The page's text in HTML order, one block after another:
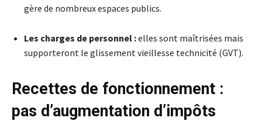
gère de nombreux espaces publics.
Les charges de personnel :elles sont maîtrisées mais
supporteront le glissement vieillesse technicité (GVT).
Recettes de fonctionnement :
pas d’augmentation d’impôts